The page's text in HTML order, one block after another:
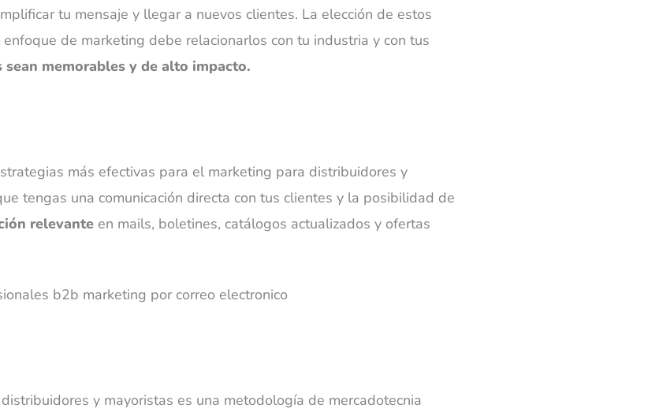
tu mensaje y llegar a nuevos clientes. La elección de estos
de marketing debe relacionarlos con tu industria y con tus
sean memorables y de alto impacto.
más efectivas para el marketing para distribuidores y
tengas una comunicación directa con tus clientes y la posibilidad de
relevante en mails, boletines, catálogos actualizados y ofertas
y mayoristas es una metodología de mercadotecnia